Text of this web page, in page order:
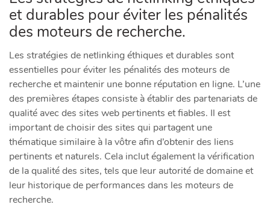
et durables pour éviter les pénalités
des moteurs de recherche.
Les stratégies de netlinking éthiques et durables sont
essentielles pour éviter les pénalités des moteurs de
recherche et maintenir une bonne réputation en ligne. L’une
des premières étapes consiste à établir des partenariats de
qualité avec des sites web pertinents et fiables. Il est
important de choisir des sites qui partagent une
thématique similaire à la vôtre afin d’obtenir des liens
pertinents et naturels. Cela inclut également la vérification
de la qualité des sites, tels que leur autorité de domaine et
leur historique de performances dans les moteurs de
recherche.